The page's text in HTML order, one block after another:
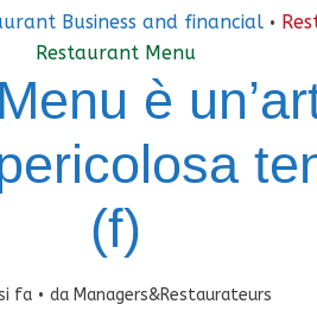
Business and financial •
Restaurant Menu
è
(f)
fa da Managers&Restaurateurs